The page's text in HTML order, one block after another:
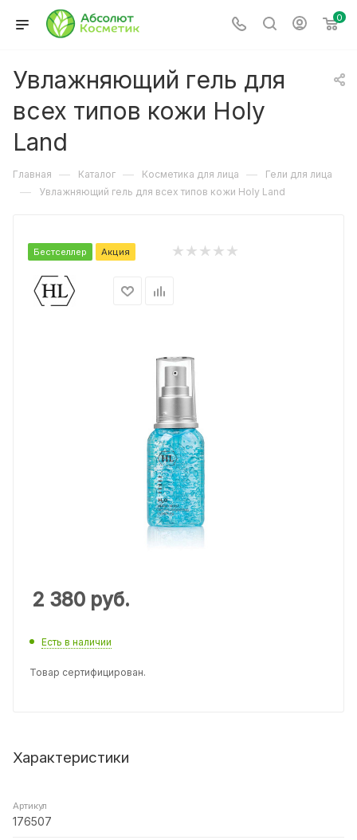
0
Увлажняющий гель для
всех типов кожи Holy
Land
Главная — Каталог — Косметика для лица — Гели для лица
— Увлажняющий гель для всех типов кожи Holy Land
Бестселлер Акция
2 380 руб.
Есть в наличии
Товар сертифицирован.
Характеристики
Артикул
176507